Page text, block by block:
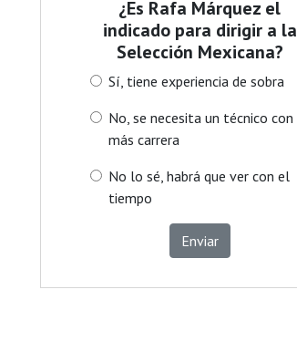
¿Es Rafa Márquez el
indicado para dirigir a la
Selección Mexicana?
Sí, tiene experiencia de sobra
No, se necesita un técnico con
más carrera
No lo sé, habrá que ver con el
tiempo
Enviar